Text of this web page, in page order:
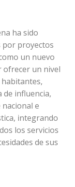
ha sido
por proyectos
un nuevo
ofrecer un nivel
de influencia,
e
integrando
los servicios
de sus